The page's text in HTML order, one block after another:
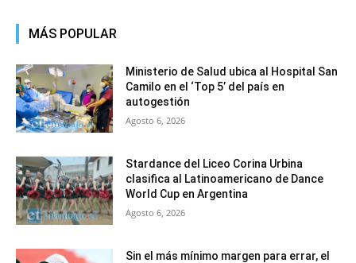
MÁS POPULAR
Ministerio de Salud ubica al Hospital San
Camilo en el ‘Top 5’ del país en
autogestión
Agosto 6, 2026
Stardance del Liceo Corina Urbina
clasifica al Latinoamericano de Dance
World Cup en Argentina
Agosto 6, 2026
Sin el más mínimo margen para errar, el